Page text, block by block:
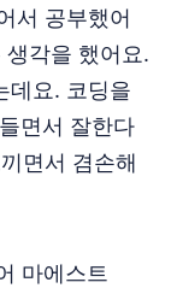
서 공부했어
생각을 했어요.
데요. 코딩을
면서 잘한다
면서 겸손해
마에스트